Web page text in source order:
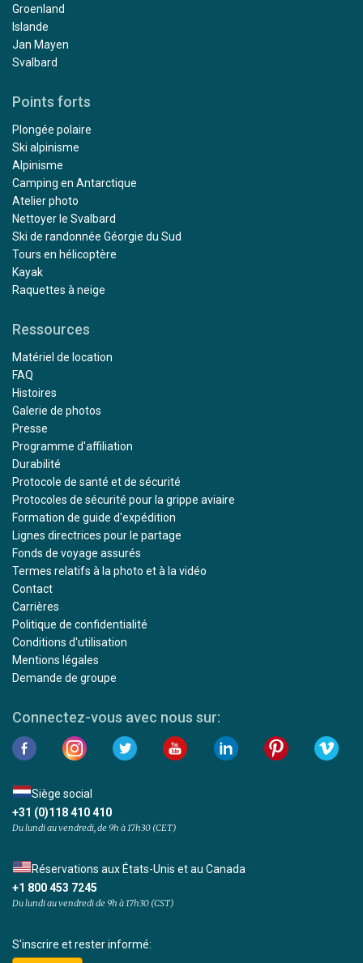
Groenland
Islande
Jan Mayen
Svalbard
Points forts
Plongée polaire
Ski alpinisme
Alpinisme
Camping en Antarctique
Atelier photo
Nettoyer le Svalbard
Ski de randonnée Géorgie du Sud
Tours en hélicoptère
Kayak
Raquettes à neige
Ressources
Matériel de location
FAQ
Histoires
Galerie de photos
Presse
Programme d'affiliation
Durabilité
Protocole de santé et de sécurité
Protocoles de sécurité pour la grippe aviaire
Formation de guide d'expédition
Lignes directrices pour le partage
Fonds de voyage assurés
Termes relatifs à la photo et à la vidéo
Contact
Carrières
Politique de confidentialité
Conditions d'utilisation
Mentions légales
Demande de groupe
Connectez-vous avec nous sur:
Siège social
+31 (0)118 410 410
Du lundi au vendredi, de 9h à 17h30 (CET)
Réservations aux États-Unis et au Canada
+1 800 453 7245
Du lundi au vendredi de 9h à 17h30 (CST)
S'inscrire et rester informé: